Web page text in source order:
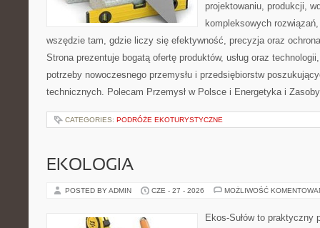
projektowaniu, produkcji,
kompleksowych
wszędzie tam, gdzie liczy się efektywność, precyzja oraz
Strona prezentuje bogatą ofertę produktów, usług oraz
potrzeby nowoczesnego przemysłu i przedsiębiorstw
technicznych. Polecam Przemysł w Polsce i Energetyka i
CATEGORIES: PODRÓŻE EKOTURYSTYCZNE
EKOLOGIA
POSTED BY ADMIN CZE - 27 - 2026 MOŻLIWOŚĆ
Ekos-Sułów to praktyczny